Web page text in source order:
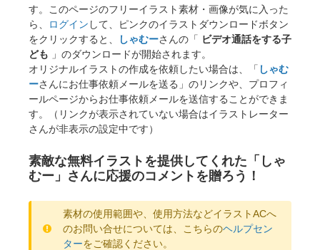
す。このページのフリーイラスト素材・画像が気に入った
ら、
ログイン して、ピンクのイラストダウンロードボタン
をクリックすると、
しゃむーさんの「 ビデオ通話をする子
ども 」のダウンロードが開始されます。
オリジナルイラストの作成を依頼したい場合は、「 しゃむ
ーさんにお仕事依頼メールを送る」のリンクや、プロフィ
ールページからお仕事依頼メールを送信することができま
す。（リンクが表示されていない場合はイラストレーター
さんが非表示の設定中です）
素敵な無料イラストを提供してくれた「しゃ
むー」さんに応援のコメントを贈ろう！
素材の使用範囲や、使用方法などイラストACへ
のお問い合せについては、こちらのヘルプセン
ターをご確認ください。